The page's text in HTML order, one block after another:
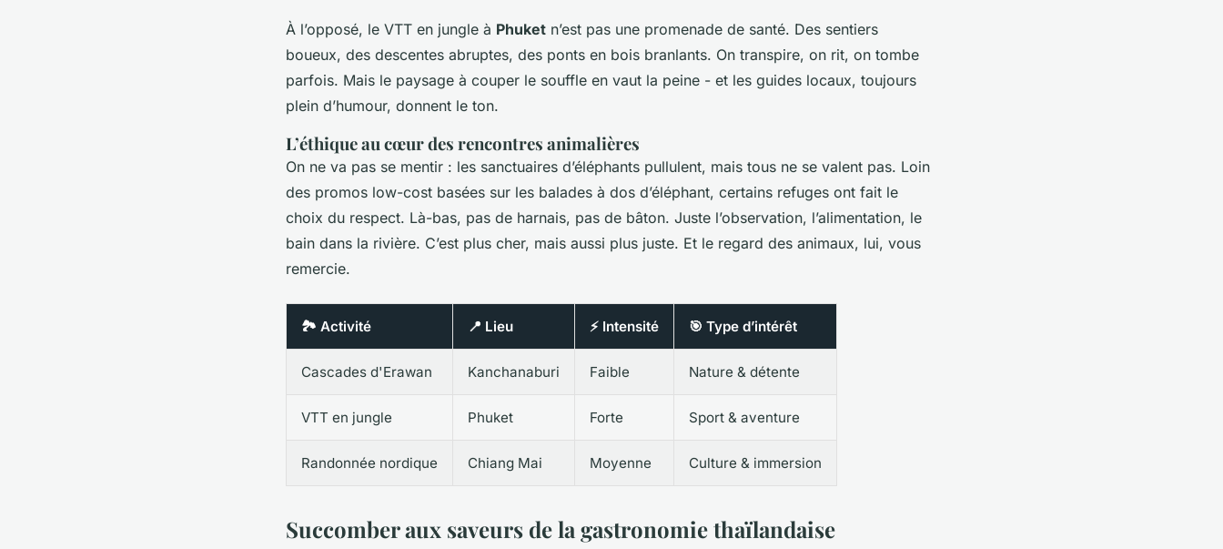
À l’opposé, le VTT en jungle à Phuket n’est pas une promenade de santé. Des sentiers
boueux, des descentes abruptes, des ponts en bois branlants. On transpire, on rit, on tombe
parfois. Mais le paysage à couper le souffle en vaut la peine - et les guides locaux, toujours
plein d’humour, donnent le ton.
L’éthique au cœur des rencontres animalières
On ne va pas se mentir : les sanctuaires d’éléphants pullulent, mais tous ne se valent pas. Loin
des promos low-cost basées sur les balades à dos d’éléphant, certains refuges ont fait le
choix du respect. Là-bas, pas de harnais, pas de bâton. Juste l’observation, l’alimentation, le
bain dans la rivière. C’est plus cher, mais aussi plus juste. Et le regard des animaux, lui, vous
remercie.
🏞️ Activité 📍 Lieu ⚡ Intensité 🎯 Type d’intérêt
Cascades d'Erawan Kanchanaburi Faible Nature & détente
VTT en jungle Phuket Forte Sport & aventure
Randonnée nordique Chiang Mai Moyenne Culture & immersion
Succomber aux saveurs de la gastronomie thaïlandaise